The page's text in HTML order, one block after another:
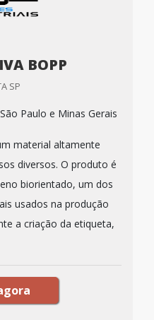
BOPP
SP
Paulo e Minas Gerais
material altamente
diversos. O produto é
biorientado, um dos
usados na produção
a criação da etiqueta,